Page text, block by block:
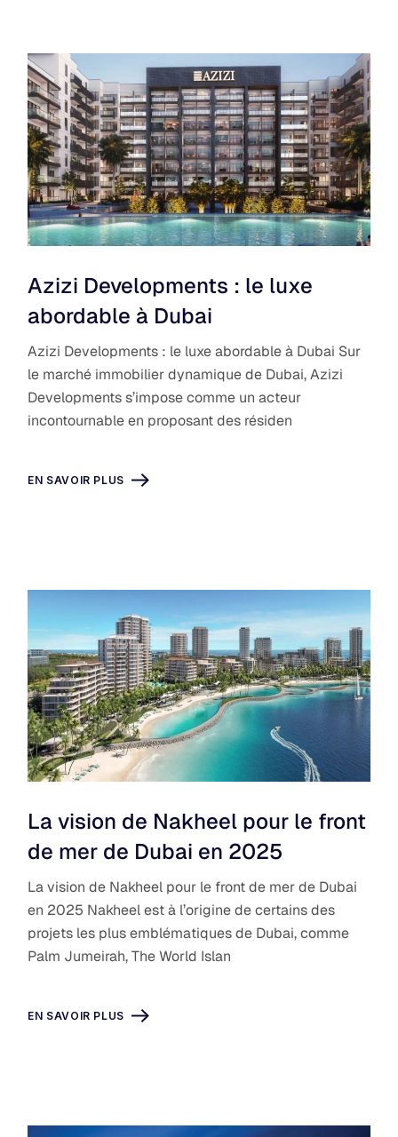
Azizi Developments : le luxe
abordable à Dubai
Azizi Developments : le luxe abordable à Dubai Sur
le marché immobilier dynamique de Dubai, Azizi
Developments s’impose comme un acteur
incontournable en proposant des résiden
EN SAVOIR PLUS
La vision de Nakheel pour le front
de mer de Dubai en 2025
La vision de Nakheel pour le front de mer de Dubai
en 2025 Nakheel est à l’origine de certains des
projets les plus emblématiques de Dubai, comme
Palm Jumeirah, The World Islan
EN SAVOIR PLUS